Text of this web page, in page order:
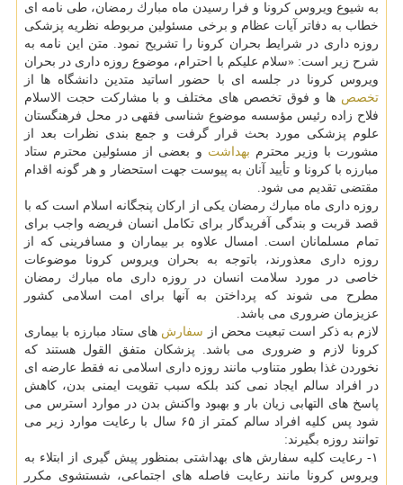
به شیوع ویروس كرونا و فرا رسیدن ماه مبارك رمضان، طی نامه ای
خطاب به دفاتر آیات عظام و برخی مسئولین مربوطه نظریه پزشكی
روزه داری در شرایط بحران كرونا را تشریح نمود. متن این نامه به
شرح زیر است: «سلام علیكم با احترام، موضوع روزه داری در بحران
ویروس كرونا در جلسه ای با حضور اساتید متدین دانشگاه ها از
تخصص ها و فوق تخصص های مختلف و با مشاركت حجت الاسلام
فلاح زاده رئیس مؤسسه موضوع شناسی فقهی در محل فرهنگستان
علوم پزشكی مورد بحث قرار گرفت و جمع بندی نظرات بعد از
مشورت با وزیر محترم بهداشت و بعضی از مسئولین محترم ستاد
مبارزه با كرونا و تأیید آنان به پیوست جهت استحضار و هر گونه اقدام
مقتضی تقدیم می شود.
روزه داری ماه مبارك رمضان یكی از اركان پنجگانه اسلام است كه با
قصد قربت و بندگی آفریدگار برای تكامل انسان فریضه واجب برای
تمام مسلمانان است. امسال علاوه بر بیماران و مسافرینی كه از
روزه داری معذورند، باتوجه به بحران ویروس كرونا موضوعات
خاصی در مورد سلامت انسان در روزه داری ماه مبارك رمضان
مطرح می شوند كه پرداختن به آنها برای امت اسلامی كشور
عزیزمان ضروری می باشد.
لازم به ذكر است تبعیت محض از سفارش های ستاد مبارزه با بیماری
كرونا لازم و ضروری می باشد. پزشكان متفق القول هستند كه
نخوردن غذا بطور متناوب مانند روزه داری اسلامی نه فقط عارضه ای
در افراد سالم ایجاد نمی كند بلكه سبب تقویت ایمنی بدن، كاهش
پاسخ های التهابی زیان بار و بهبود واكنش بدن در موارد استرس می
شود پس كلیه افراد سالم كمتر از ۶۵ سال با رعایت موارد زیر می
توانند روزه بگیرند:
۱- رعایت كلیه سفارش های بهداشتی بمنظور پیش گیری از ابتلاء به
ویروس كرونا مانند رعایت فاصله های اجتماعی، شستشوی مكرر